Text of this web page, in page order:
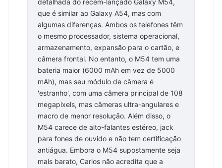
detalhada do recém-lançado Galaxy M54,
que é similar ao Galaxy A54, mas com
algumas diferenças. Ambos os telefones têm
o mesmo processador, sistema operacional,
armazenamento, expansão para o cartão, e
câmera frontal. No entanto, o M54 tem uma
bateria maior (6000 mAh em vez de 5000
mAh), mas seu módulo de câmera é
'estranho', com uma câmera principal de 108
megapixels, mas câmeras ultra-angulares e
macro de menor resolução. Além disso, o
M54 carece de alto-falantes estéreo, jack
para fones de ouvido e não tem certificação
antiágua. Embora o M54 supostamente seja
mais barato, Carlos não acredita que a